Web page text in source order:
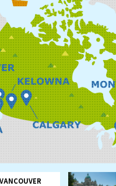
VANCOUVER